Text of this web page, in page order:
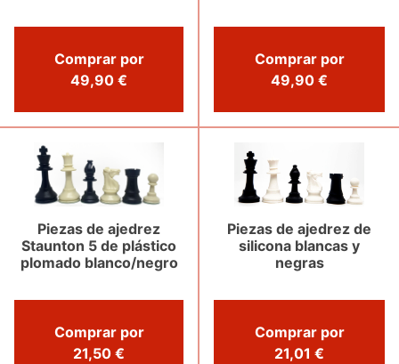
Comprar por
49,90 €
Comprar por
49,90 €
Piezas de ajedrez
Staunton 5 de plástico
plomado blanco/negro
Comprar por
21,50 €
Piezas de ajedrez de
silicona blancas y
negras
Comprar por
21,01 €